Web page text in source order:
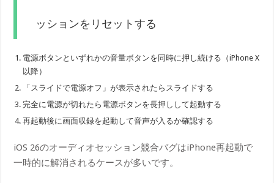
ッションをリセットする
電源ボタンといずれかの音量ボタンを同時に押し続ける（iPhone X
以降）
「スライドで電源オフ」が表示されたらスライドする
完全に電源が切れたら電源ボタンを長押しして起動する
再起動後に画面収録を起動して音声が入るか確認する
iOS 26のオーディオセッション競合バグはiPhone再起動で
一時的に解消されるケースが多いです。